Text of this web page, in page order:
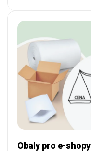
Obaly pro e-shopy